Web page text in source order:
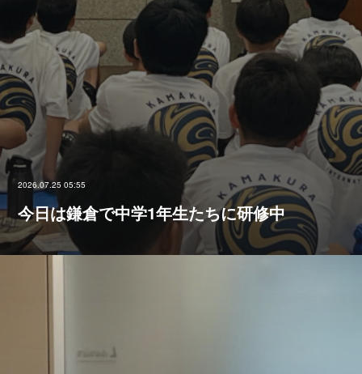
2026.07.25 05:55
今日は鎌倉で中学1年生たちに研修中